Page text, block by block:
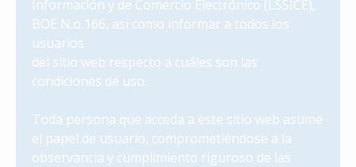
Información y de Comercio Electrónico (LSSICE),
BOE N.o 166, así como informar a todos los
usuarios
del sitio web respecto a cuáles son las
condiciones de uso.
Toda persona que acceda a este sitio web asume
el papel de usuario, comprometiéndose a la
observancia y cumplimiento riguroso de las